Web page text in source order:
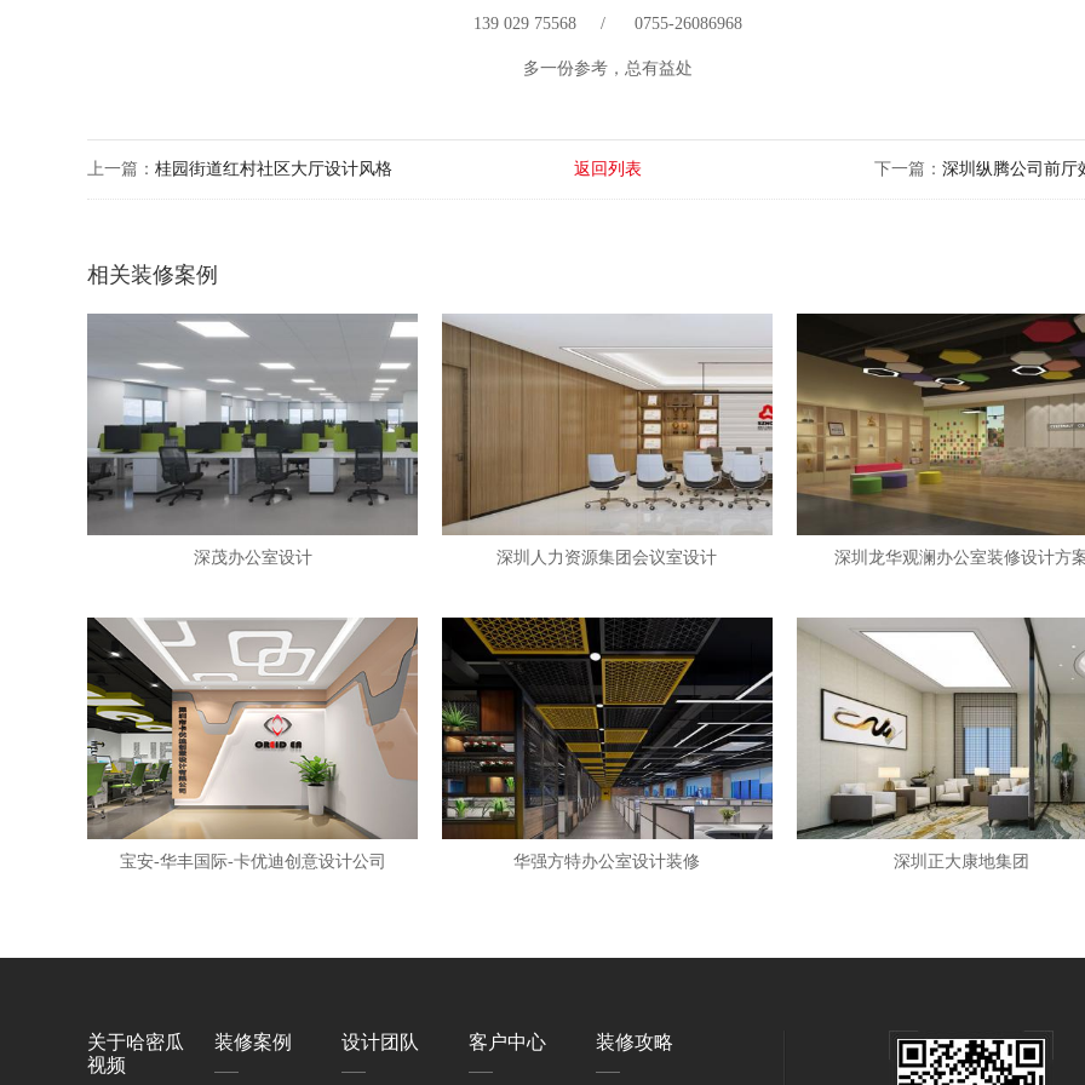
139 029 75568 / 0755-26086968
多一份参考，总有益处
上一篇： 桂园街道红村社区大厅设计风格 下一篇： 深圳纵腾公司前厅
返回列表
相关装修案例
深茂办公室设计 深圳人力资源集团会议室设计 深圳龙华观澜办公室装修设计方
宝安-华丰国际-卡优迪创意设计公司 华强方特办公室设计装修 深圳正大康地集团
关于哈密瓜
视频
装修案例 设计团队 客户中心 装修攻略